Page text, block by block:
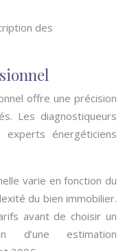
des
offre une précision
Les diagnostiqueurs
énergéticiens
varie en fonction du
du bien immobilier.
avant de choisir un
d’une estimation